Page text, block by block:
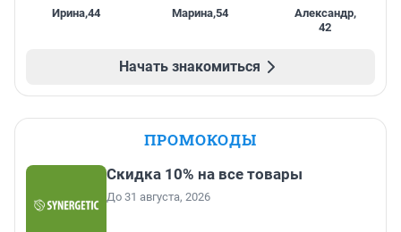
Ирина,44 Марина,54 Александр,
42
Начать знакомиться
ПРОМОКОДЫ
Скидка 10% на все товары
До 31 августа, 2026